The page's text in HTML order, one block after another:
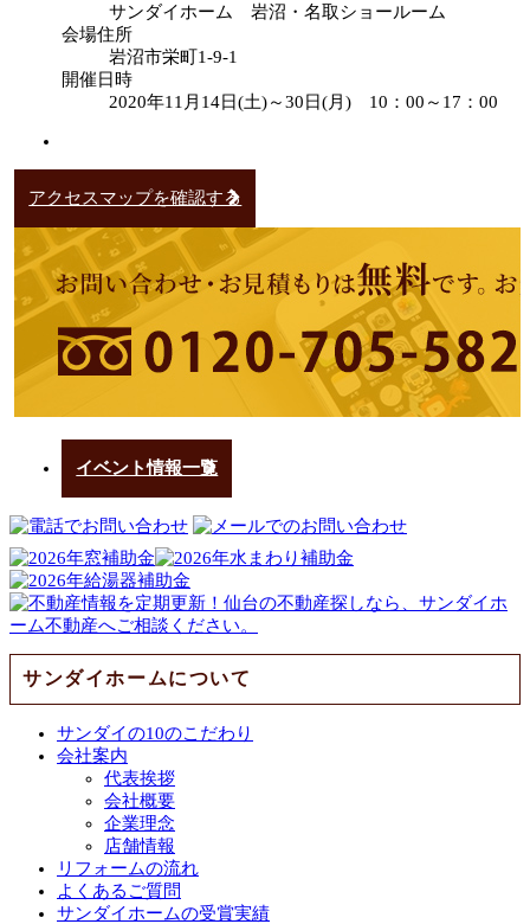
サンダイホーム 岩沼・名取ショールーム
会場住所
岩沼市栄町1-9-1
開催日時
2020年11月14日(土)～30日(月) 10：00～17：00
アクセスマップを確認する
イベント情報一覧
サンダイホームについて
サンダイの10のこだわり
会社案内
代表挨拶
会社概要
企業理念
店舗情報
リフォームの流れ
よくあるご質問
サンダイホームの受賞実績